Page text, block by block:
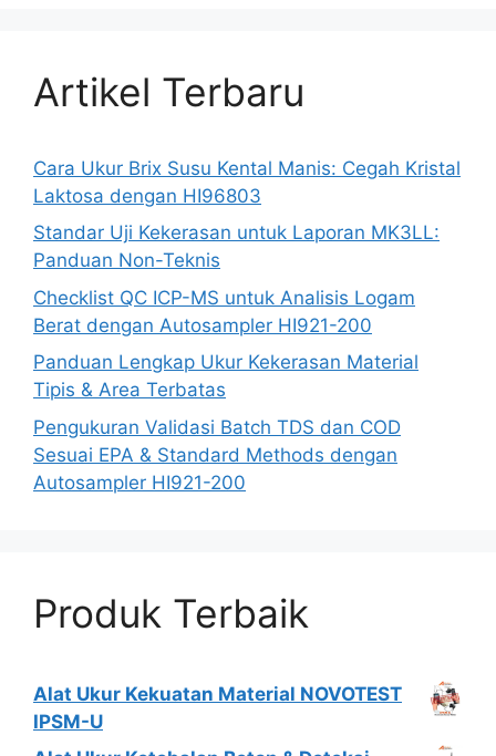
Artikel Terbaru
Cara Ukur Brix Susu Kental Manis: Cegah Kristal
Laktosa dengan HI96803
Standar Uji Kekerasan untuk Laporan MK3LL:
Panduan Non-Teknis
Checklist QC ICP-MS untuk Analisis Logam
Berat dengan Autosampler HI921-200
Panduan Lengkap Ukur Kekerasan Material
Tipis & Area Terbatas
Pengukuran Validasi Batch TDS dan COD
Sesuai EPA & Standard Methods dengan
Autosampler HI921-200
Produk Terbaik
Alat Ukur Kekuatan Material NOVOTEST
IPSM-U